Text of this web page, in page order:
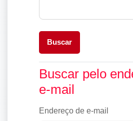
Buscar pelo endereço de
Buscar pelo
e-mail
Endereço de e-mail